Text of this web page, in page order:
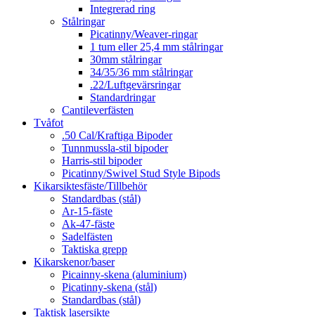
Integrerad ring
Stålringar
Picatinny/Weaver-ringar
1 tum eller 25,4 mm stålringar
30mm stålringar
34/35/36 mm stålringar
.22/Luftgevärsringar
Standardringar
Cantileverfästen
Tvåfot
.50 Cal/Kraftiga Bipoder
Tunnmussla-stil bipoder
Harris-stil bipoder
Picatinny/Swivel Stud Style Bipods
Kikarsiktesfäste/Tillbehör
Standardbas (stål)
Ar-15-fäste
Ak-47-fäste
Sadelfästen
Taktiska grepp
Kikarskenor/baser
Picainny-skena (aluminium)
Picatinny-skena (stål)
Standardbas (stål)
Taktisk lasersikte